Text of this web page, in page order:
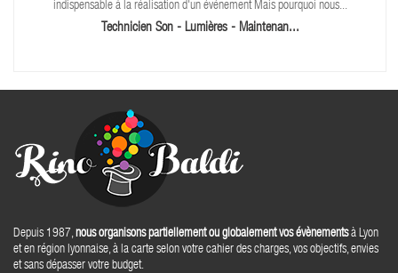
indispensable à la réalisation d'un événement Mais pourquoi nous...
Technicien Son - Lumières - Maintenan...
Depuis 1987, nous organisons partiellement ou globalement vos évènementsà Lyon
et en région lyonnaise, à la carte selon votre cahier des charges, vos objectifs, envies
et sans dépasser votre budget.